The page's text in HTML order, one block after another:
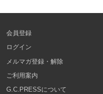
会員登録
ログイン
メルマガ登録・解除
ご利用案内
G.C.PRESSについて